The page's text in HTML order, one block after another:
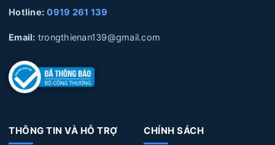
HP bị hư hỏng
Nguyên nhân làm Pin Laptop HP bị hư hỏng
Sử dụng không đúng cách:
liên tục trong thời gian dài, không xả pin, pin bị phù
lên, Pin để lâu không sử dụng trong thời gian dài, làm
Tuổi thọ Pin:Laptop của bạn đã sử dụng một thời
Hotline: 0919 261 139
Email: trongthienan139@gmail.com
THÔNG TIN VÀ HỖ TRỢ CHÍNH SÁCH